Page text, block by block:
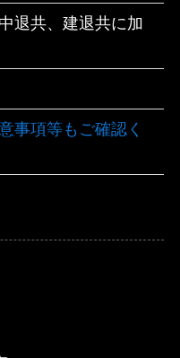
退共、建退共に加
事項等もご確認く